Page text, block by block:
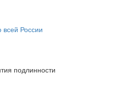
России
подлинности